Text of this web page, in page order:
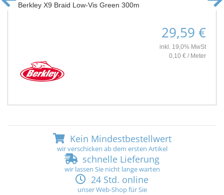
Berkley X9 Braid Low-Vis Green 300m
29,59 €
inkl. 19,0% MwSt
0,10 € / Meter
Kein Mindestbestellwert
wir verschicken ab dem ersten Artikel
schnelle Lieferung
wir lassen Sie nicht lange warten
24 Std. online
unser Web-Shop für Sie